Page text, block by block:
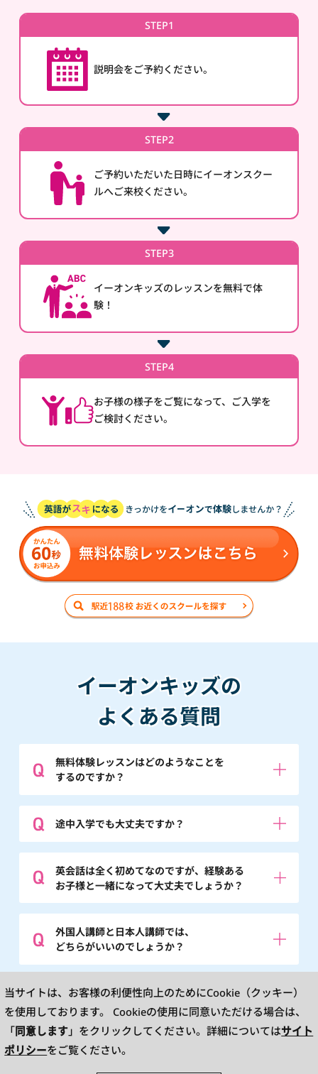
STEP1
説明会をご予約ください。
STEP2
ご予約いただいた日時にイーオンスクー
ルへご来校ください。
STEP3
イーオンキッズのレッスンを無料で体
験！
STEP4
お子様の様子をご覧になって、ご入学を
ご検討ください。
イーオンキッズの
よくある質問
無料体験レッスンはどのようなことを
するのですか？
途中入学でも大丈夫ですか？
英会話は全く初めてなのですが、経験ある
お子様と一緒になって大丈夫でしょうか？
外国人講師と日本人講師では、
どちらがいいのでしょうか？
このコンテンツは、公益財団法人 日本英語検定協会の承認や推奨、その他の検
※L&R means LISTENING AND READING.TOEIC is a registered trademark of
Educational Testing Service(ETS). This website is not endorsed or approved
by ETS.
当サイトは、お客様の利便性向上のためにCookie（クッキー）
を使用しております。
Cookieの使用に同意いただける場合は、
「同意します 」をクリックしてください。詳細についてはサイト
ポリシーをご覧ください。